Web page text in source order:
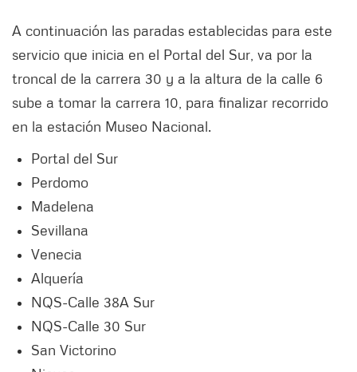
A continuación las paradas establecidas para este
servicio que inicia en el Portal del Sur, va por la
troncal de la carrera 30 y a la altura de la calle 6
sube a tomar la carrera 10, para finalizar recorrido
en la estación Museo Nacional.
Portal del Sur
Perdomo
Madelena
Sevillana
Venecia
Alquería
NQS-Calle 38A Sur
NQS-Calle 30 Sur
San Victorino